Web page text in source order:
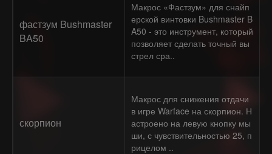
фастзум Bushmaster
BA50
Макрос «Фастзум» для снайп
ерской винтовки Bushmaster B
A50 - это инструмент, который
позволяет сделать точный вы
стрел сра..
скорпион
Макрос для снижения отдачи
в игре Warface на скорпион. Н
астроено на левую кнопку мы
ши, с чувствительностью 25, п
рицелом ..